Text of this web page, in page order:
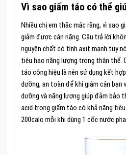
Vì sao giấm táo có thể
Nhiều chị em thắc mắc rằng, vì sao
giảm được cân nặng. Câu trả lời
nguyên chất có tính axit mạnh tuy
tiêu hao năng lượng trong thân thể.
táo công hiệu là nên sử dụng kết
dưỡng, an toàn để khi giảm cân bạn
dưỡng và năng lượng giúp đảm bảo
acid trong giấm táo có khả năng
200calo mỗi khi dùng 1 cốc nước